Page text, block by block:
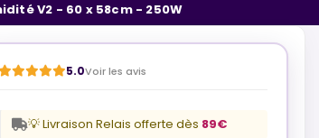
V2 - 60 x 58cm - 250W
5.0Voir les avis
💡 Livraison Relais offerte dès 89€